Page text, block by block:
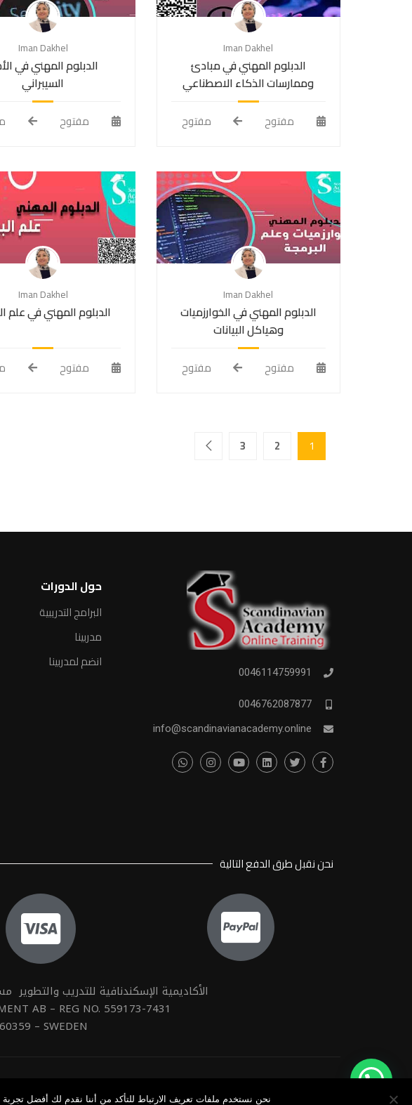
Iman Dakhel
الدبلوم المهني في مبادئ
وممارسات الذكاء الاصطناعي
والروبوت
مفتوح مفتوح
Iman Dakhel
الدبلوم المهني في
السيبراني
مفتوح
Iman Dakhel
الدبلوم المهني في الخوارزميات
وهياكل البيانات
مفتوح مفتوح
Iman Dakhel
الدبلوم المهني في علم
مفتوح
1
2
3
0046114759991
0046762087877
info@scandinavianacademy.online
حول الدورات
البرامج التدريبية
مدربينا
انضم لمدربينا
نحن نقبل طرق الدفع التالية
الأكاديمية الإسكندنافية للتدريب والتطوير
AB – REG NO. 559173-7431
– SWEDEN
نحن نستخدم ملفات تعريف الارتباط للتأكد من أننا نقدم لك أفضل